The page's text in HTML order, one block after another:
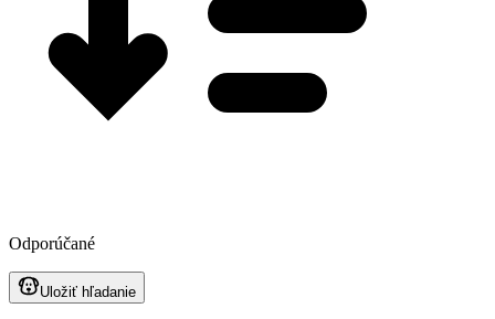
Odporúčané
Uložiť hľadanie